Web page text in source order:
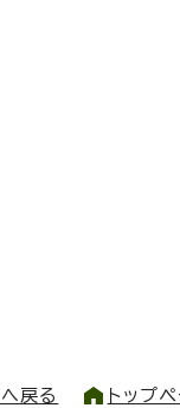
戻る トップ